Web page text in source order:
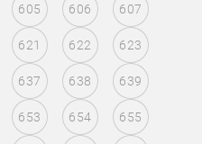
605 606 607
621 622 623
637 638 639
653 654 655